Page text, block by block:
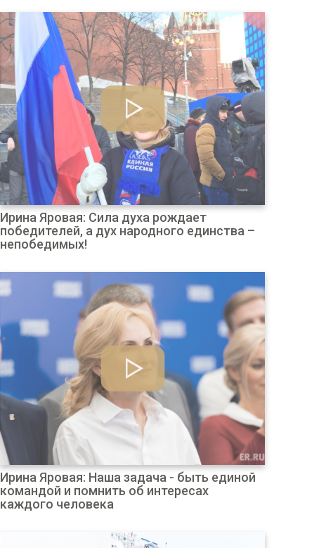
Ирина Яровая: Сила духа рождает
победителей, а дух народного единства –
непобедимых!
Ирина Яровая: Наша задача - быть единой
командой и помнить об интересах
каждого человека